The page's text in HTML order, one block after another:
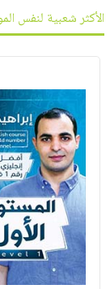
الأكثر شعبية لنفس